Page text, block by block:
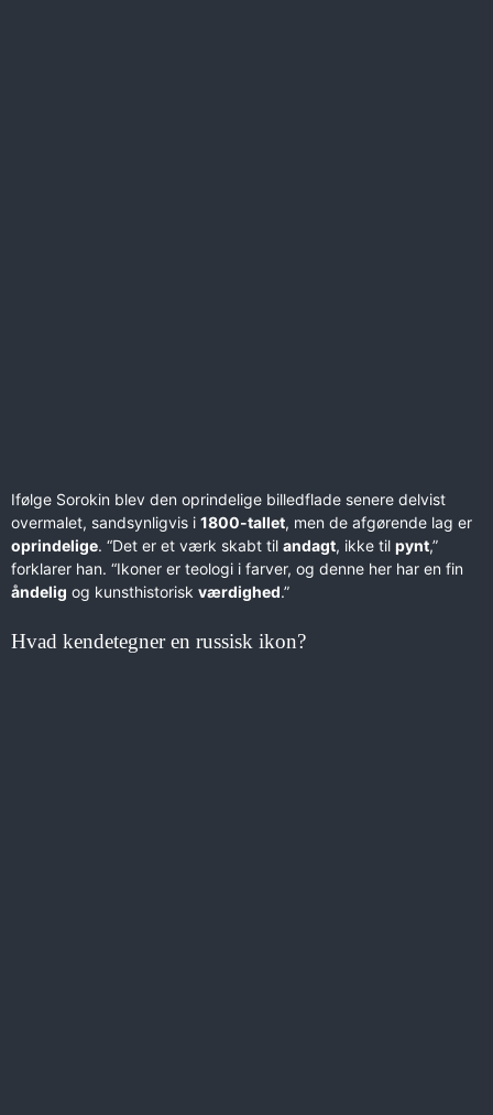
Ifølge Sorokin blev den oprindelige billedflade senere delvist
overmalet, sandsynligvis i 1800-tallet, men de afgørende lag er
oprindelige. “Det er et værk skabt til andagt, ikke til pynt,”
forklarer han. “Ikoner er teologi i farver, og denne her har en fin
åndelig og kunsthistorisk værdighed.”
Hvad kendetegner en russisk ikon?